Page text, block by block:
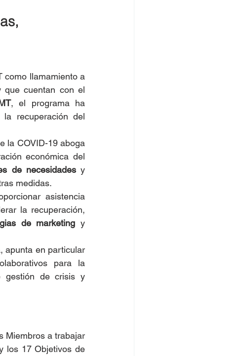
como llamamiento a
que cuentan con el
, el programa ha
recuperación del
la COVID-19 aboga
económica del
de necesidades
medidas.
asistencia
la recuperación,
de marketing y
apunta en particular
para la
gestión de crisis y
Miembros a trabajar
los 17 Objetivos de